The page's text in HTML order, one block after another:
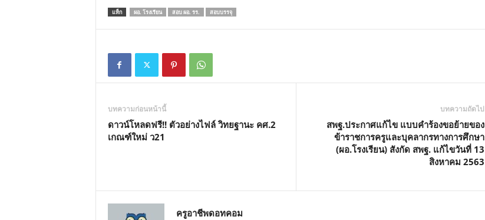
แท็ก ผอ. โรงเรียน สอบ ผอ. รร. สอบบรรจุ
บทความก่อนหน้านี้
ดาวน์โหลดฟรี!! ตัวอย่างไฟล์ วิทยฐานะ คศ.2
เกณฑ์ใหม่ ว21
บทความถัดไป
สพฐ.ประกาศแก้ไข แบบคำร้องขอย้ายของ
ข้าราชการครูและบุคลากรทางการศึกษา
(ผอ.โรงเรียน) สังกัด สพฐ. แก้ไขวันที่ 13
สิงหาคม 2563
ครูอาชีพดอทคอม